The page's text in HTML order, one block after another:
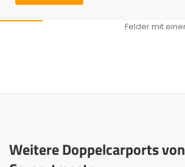
Weitere Doppelcarports von